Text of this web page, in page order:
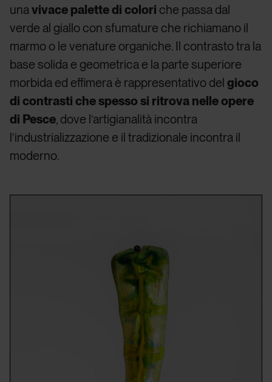
unavivace palette di colori che passa dal
verde al giallo con sfumature che richiamano il
marmo o le venature organiche. Il contrasto tra la
base solida e geometrica e la parte superiore
morbida ed effimera è rappresentativo delgioco
di contrasti che spesso si ritrova nelle opere
di Pesce, dove l’artigianalità incontra
l’industrializzazione e il tradizionale incontra il
moderno.